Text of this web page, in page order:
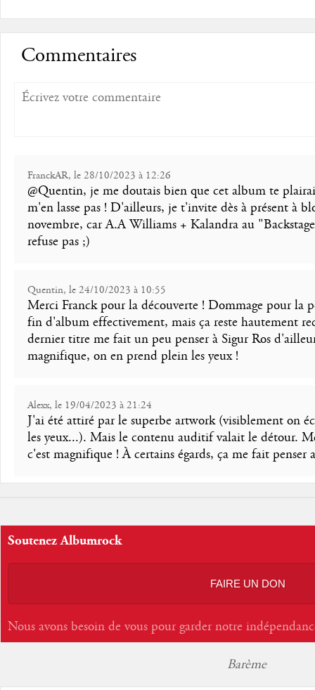
Commentaires
FranckAR, le 28/10/2023 à 12:26
@Quentin, je me doutais bien que cet album te
m'en lasse pas ! D'ailleurs, je t'invite dès à présent à
novembre, car A.A Williams + Kalandra au
refuse pas ;)
Quentin, le 24/10/2023 à 10:55
Merci Franck pour la découverte ! Dommage pour la
fin d'album effectivement, mais ça reste hautement
dernier titre me fait un peu penser à Sigur Ros
magnifique, on en prend plein les yeux !
Alexx, le 19/04/2023 à 21:24
J'ai été attiré par le superbe artwork (visiblement on
les yeux...). Mais le contenu auditif valait le détour.
c'est magnifique ! À certains égards, ça me fait penser
Soutenez Albumrock
FAIRE UN DON
Nous avons besoin de vous pour garder notre
Barème